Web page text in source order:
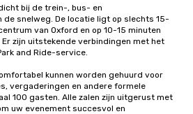
bij de trein-, bus- en
snelweg. De locatie ligt op slechts 15-
van Oxford en op 10-15 minuten
zijn uitstekende verbindingen met het
and Ride-service.
kunnen worden gehuurd voor
vergaderingen en andere formele
100 gasten. Alle zalen zijn uitgerust met
uw evenement succesvol en